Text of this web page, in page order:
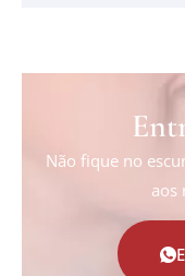
Não fique no
aos